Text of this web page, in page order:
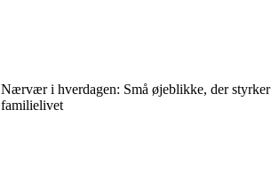
Nærvær i hverdagen: Små øjeblikke, der styrker
familielivet